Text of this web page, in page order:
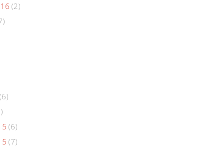
(2)
(6)
(6)
(7)